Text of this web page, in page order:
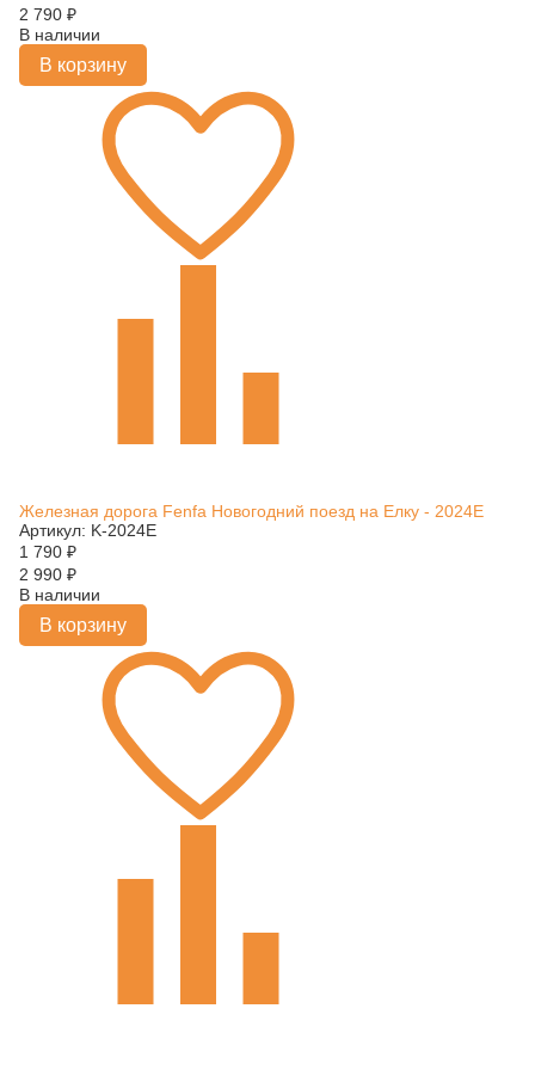
2 790 ₽
В наличии
В корзину
Железная дорога Fenfa Новогодний поезд на Елку - 2024E
Артикул: K-2024E
1 790 ₽
2 990 ₽
В наличии
В корзину